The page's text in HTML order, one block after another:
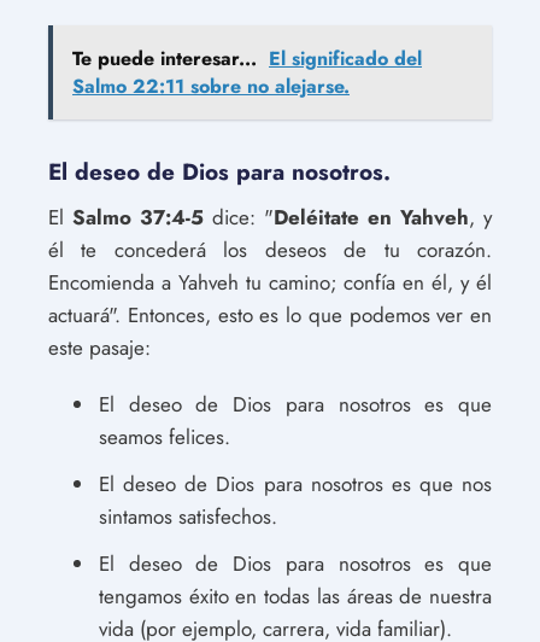
Te puede interesar... El significado del
Salmo 22:11 sobre no alejarse.
El deseo de Dios para nosotros.
El Salmo 37:4-5 dice: "Deléitate en Yahveh, y
él te concederá los deseos de tu corazón.
Encomienda a Yahveh tu camino; confía en él, y él
actuará". Entonces, esto es lo que podemos ver en
este pasaje:
El deseo de Dios para nosotros es que
seamos felices.
El deseo de Dios para nosotros es que nos
sintamos satisfechos.
El deseo de Dios para nosotros es que
tengamos éxito en todas las áreas de nuestra
vida (por ejemplo, carrera, vida familiar).